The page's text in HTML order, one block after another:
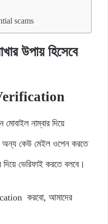
scams
উপায় হিসেবে
নাম্বার দিয়ে
অন্য কেউ মেইল ওপেন করতে
ভেরিফাই করতে বলবে।
করবো, আমাদের